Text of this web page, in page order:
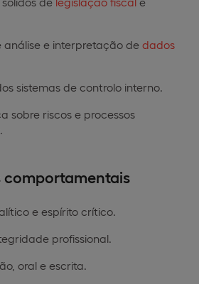
e interpretação de dados
sistemas de controlo interno.
sobre riscos e processos
comportamentais
e espírito crítico.
profissional.
oral e escrita.